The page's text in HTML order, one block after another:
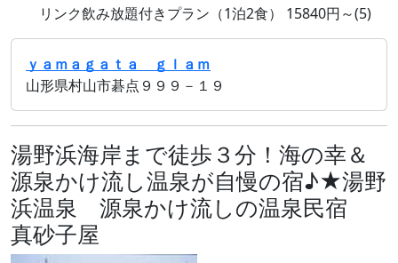
リンク飲み放題付きプラン（1泊2食） 15840円～(5)
ｙａｍａｇａｔａ ｇｌａｍ
山形県村山市碁点９９９－１９
湯野浜海岸まで徒歩３分！海の幸＆
源泉かけ流し温泉が自慢の宿♪★湯野
浜温泉 源泉かけ流しの温泉民宿
真砂子屋